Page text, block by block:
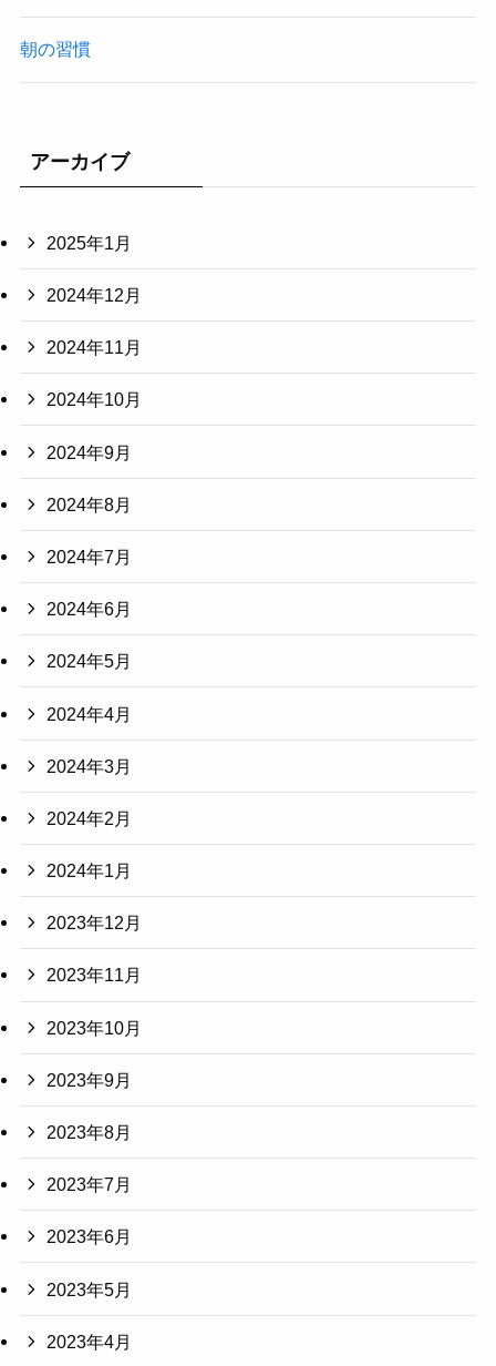
朝の習慣
アーカイブ
2025年1月
2024年12月
2024年11月
2024年10月
2024年9月
2024年8月
2024年7月
2024年6月
2024年5月
2024年4月
2024年3月
2024年2月
2024年1月
2023年12月
2023年11月
2023年10月
2023年9月
2023年8月
2023年7月
2023年6月
2023年5月
2023年4月